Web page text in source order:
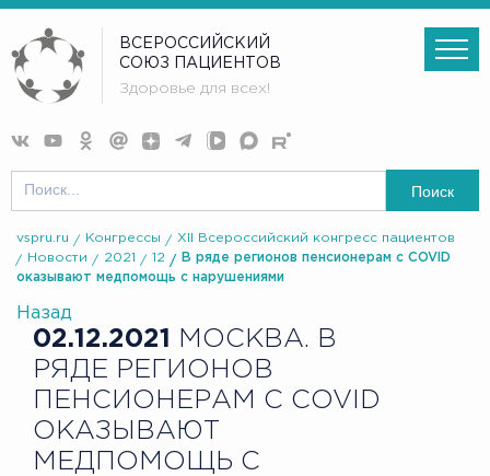
ВСЕРОССИЙСКИЙ
СОЮЗ ПАЦИЕНТОВ
Здоровье для всех!
Поиск
vspru.ru Конгрессы
XII Всероссийский конгресс пациентов
Новости
2021 12
В ряде регионов пенсионерам с COVID
оказывают медпомощь с нарушениями
Назад
02.12.2021
МОСКВА. В
РЯДЕ РЕГИОНОВ
ПЕНСИОНЕРАМ С COVID
ОКАЗЫВАЮТ
МЕДПОМОЩЬ С